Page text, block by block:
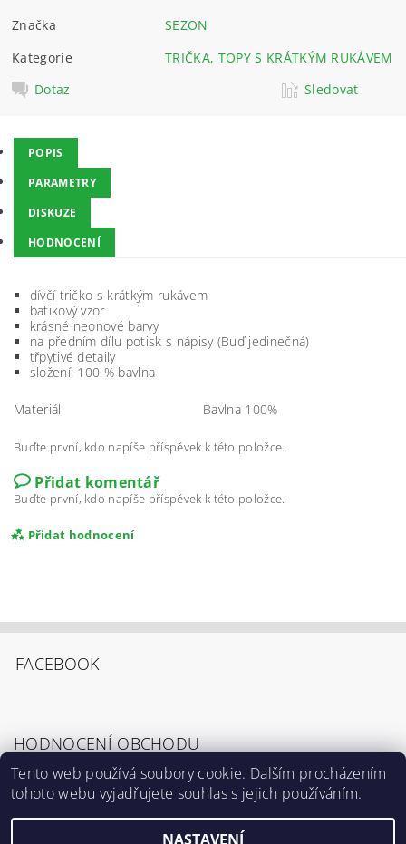
Značka
SEZON
Kategorie
TRIČKA, TOPY S KRÁTKÝM RUKÁVEM
Dotaz
Sledovat
POPIS
PARAMETRY
DISKUZE
HODNOCENÍ
dívčí tričko s krátkým rukávem
batikový vzor
krásné neonové barvy
na předním dílu potisk s nápisy (Buď jedinečná)
třpytivé detaily
složení: 100 % bavlna
Materiál Bavlna 100%
Buďte první, kdo napíše příspěvek k této položce.
Přidat komentář
Buďte první, kdo napíše příspěvek k této položce.
Přidat hodnocení
Souhlasím sPodmínkami ochrany osobních
FACEBOOK
HODNOCENÍ OBCHODU
Zobrazit všechna hodnocení obchodu
Tento web používá soubory cookie. Dalším procházením
tohoto webu vyjadřujete souhlas s jejich používáním.
NASTAVENÍ